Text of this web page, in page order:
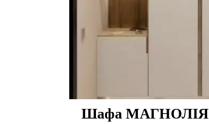
Шафа МАГНОЛІЯ